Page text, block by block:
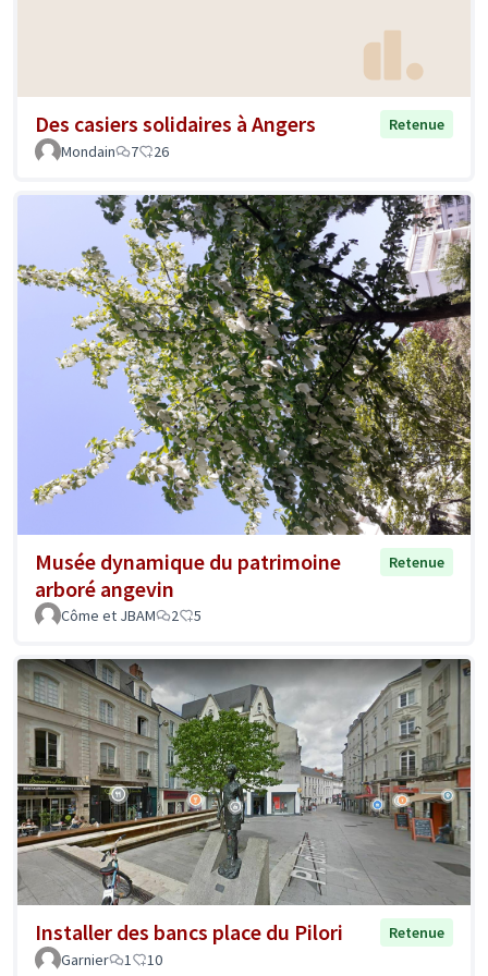
Des casiers solidaires à Angers
Retenue
Mondain
7 26
Musée dynamique du patrimoine
arboré angevin
Retenue
Côme et JBAM 2 5
Installer des bancs place du Pilori
Retenue
Garnier
1 10